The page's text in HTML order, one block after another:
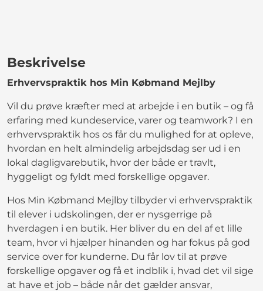
Beskrivelse
Erhvervspraktik hos Min Købmand Mejlby
Vil du prøve kræfter med at arbejde i en butik – og få
erfaring med kundeservice, varer og teamwork? I en
erhvervspraktik hos os får du mulighed for at opleve,
hvordan en helt almindelig arbejdsdag ser ud i en
lokal dagligvarebutik, hvor der både er travlt,
hyggeligt og fyldt med forskellige opgaver.
Hos Min Købmand Mejlby tilbyder vi erhvervspraktik
til elever i udskolingen, der er nysgerrige på
hverdagen i en butik. Her bliver du en del af et lille
team, hvor vi hjælper hinanden og har fokus på god
service over for kunderne. Du får lov til at prøve
forskellige opgaver og få et indblik i, hvad det vil sige
at have et job – både når det gælder ansvar,